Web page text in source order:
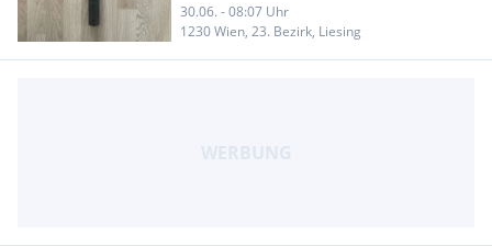
30.06. - 08:07 Uhr
1230 Wien, 23. Bezirk, Liesing